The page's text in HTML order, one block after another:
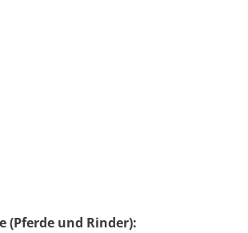
(Pferde und Rinder):